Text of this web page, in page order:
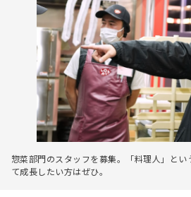
惣菜部門のスタッフを募集。「料理人」とい
て成長したい方はぜひ。